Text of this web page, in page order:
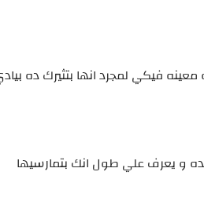
فيكي لمجرد انها بتثيرك ده
و يعرف علي طول انك بتمارسيها